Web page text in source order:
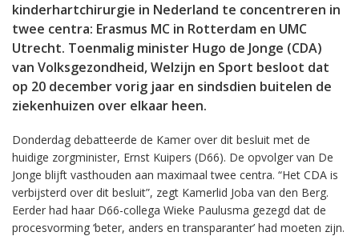
kinderhartchirurgie in Nederland te concentreren in
twee centra: Erasmus MC in Rotterdam en UMC
Utrecht. Toenmalig minister Hugo de Jonge (CDA)
van Volksgezondheid, Welzijn en Sport besloot dat
op 20 december vorig jaar en sindsdien buitelen de
ziekenhuizen over elkaar heen.
Donderdag debatteerde de Kamer over dit besluit met de
huidige zorgminister, Ernst Kuipers (D66). De opvolger van De
Jonge blijft vasthouden aan maximaal twee centra. “Het CDA is
verbijsterd over dit besluit”, zegt Kamerlid Joba van den Berg.
Eerder had haar D66-collega Wieke Paulusma gezegd dat de
procesvorming ‘beter, anders en transparanter’ had moeten zijn.